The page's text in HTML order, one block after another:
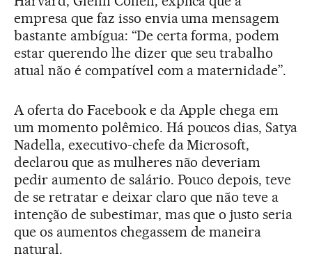
empresa que faz isso envia uma mensagem
bastante ambígua: “De certa forma, podem
estar querendo lhe dizer que seu trabalho
atual não é compatível com a maternidade”.
A oferta do Facebook e da Apple chega em
um momento polêmico. Há poucos dias, Satya
Nadella, executivo-chefe da Microsoft,
declarou que as mulheres não deveriam
pedir aumento de salário. Pouco depois, teve
de se retratar e deixar claro que não teve a
intenção de subestimar, mas que o justo seria
que os aumentos chegassem de maneira
natural.